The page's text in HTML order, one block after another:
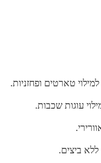
טארטים ופחזניות.
עוגות שכבות.
ביצים.